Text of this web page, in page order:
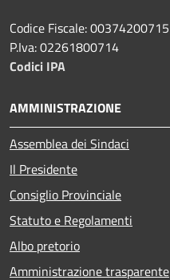
Codice Fiscale: 00374200715
P.Iva: 02261800714
Codici IPA
AMMINISTRAZIONE
Assemblea dei Sindaci
Il Presidente
Consiglio Provinciale
Statuto e Regolamenti
Albo pretorio
Amministrazione trasparente